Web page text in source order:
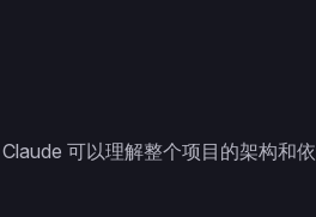
可以理解整个项目的架构和依